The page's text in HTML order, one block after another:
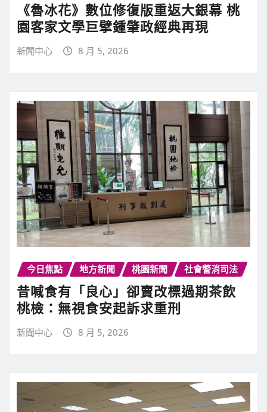
《魯冰花》數位修復版重返大銀幕 桃
園客家文學巨擘鍾肇政經典再現
新聞中心 8 月 5, 2026
今日焦點 地方新聞 桃園新聞 社會警消司法
昔喊食有「良心」卻賣改標過期茶飲
桃檢：無視食安起訴求重刑
新聞中心 8 月 5, 2026